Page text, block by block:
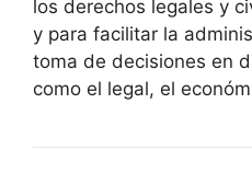
los derechos legales y
y para facilitar la
toma de decisiones en
como el legal, el